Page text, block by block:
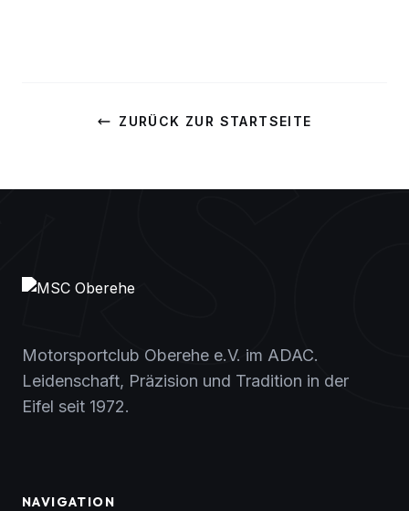
ZURÜCK ZUR STARTSEITE
Motorsportclub Oberehe e.V. im ADAC.
Leidenschaft, Präzision und Tradition in der
Eifel seit 1972.
NAVIGATION